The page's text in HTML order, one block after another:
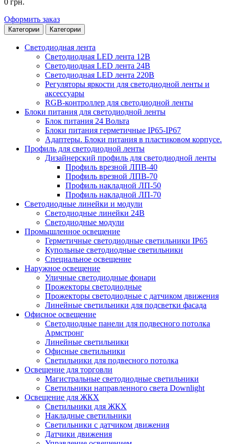
0 грн.
Оформить заказ
Категории Категории
Светодиодная лента
Светодиодная LED лента 12В
Светодиодная LED лента 24В
Светодиодная LED лента 220В
Регуляторы яркости для светодиодной ленты и
аксессуары
RGB-контроллер для светодиодной ленты
Блоки питания для светодиодной ленты
Блок питания 24 Вольта
Блоки питания герметичные IP65-IP67
Адаптеры. Блоки питания в пластиковом корпусе.
Профиль для светодиодной ленты
Дизайнерский профиль для светодиодной ленты
Профиль врезной ЛПВ-40
Профиль врезной ЛПВ-70
Профиль накладной ЛП-50
Профиль накладной ЛП-70
Светодиодные линейки и модули
Светодиодные линейки 24В
Светодиодные модули
Промышленное освещение
Герметичные светодиодные светильники IP65
Купольные светодиодные светильники
Специальное освещение
Наружное освещение
Уличные светодиодные фонари
Прожекторы светодиодные
Прожекторы светодиодные с датчиком движения
Линейные светильники для подсветки фасада
Офисное освещение
Cветодиодные панели для подвесного потолка
Армстронг
Линейные светильники
Офисные светильники
Светильники для подвесного потолка
Освещение для торговли
Магистральные светодиодные светильники
Светильники направленного света Downlight
Освещение для ЖКХ
Светильники для ЖКХ
Накладные светильники
Светильники с датчиком движения
Датчики движения